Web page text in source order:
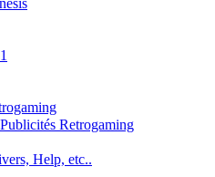
Retrogaming
Help, etc..